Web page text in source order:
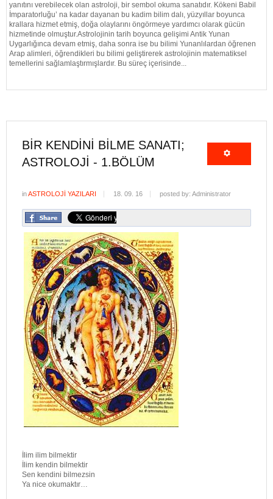
yanıtını verebilecek olan astroloji, bir sembol okuma sanatıdır. Kökeni Babil
İmparatorluğu’ na kadar dayanan bu kadim bilim dalı, yüzyıllar boyunca
krallara hizmet etmiş, doğa olaylarını öngörmeye yardımcı olarak gücün
hizmetinde olmuştur.Astrolojinin tarih boyunca gelişimi Antik Yunan
Uygarlığınca devam etmiş, daha sonra ise bu bilimi Yunanlılardan öğrenen
Arap alimleri, öğrendikleri bu bilimi geliştirerek astrolojinin matematiksel
temellerini sağlamlaştırmışlardır. Bu süreç içerisinde...
BIR KENDINI BILME SANATI;
ASTROLOJI - 1.BÖLÜM
inASTROLOJİ YAZILARI 18. 09. 16 posted by: Administrator
İlim ilim bilmektir
İlim kendin bilmektir
Sen kendini bilmezsin
Ya nice okumaktır…